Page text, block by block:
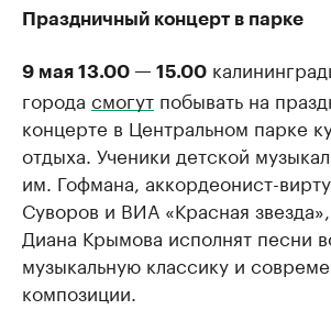
Праздничный концерт в парке
9 мая 13.00 — 15.00
города смогут побывать на
концерте в Центральном парке
отдыха. Ученики детской
им. Гофмана, аккордеонист-
Суворов и ВИА «Красная
Диана Крымова исполнят песни
музыкальную классику и
композиции.